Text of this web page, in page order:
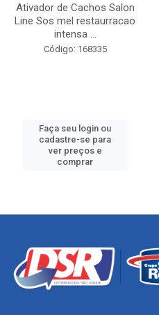
Ativador de Cachos Salon
Line Sos mel restaurracao
intensa ...
Código: 168335
Faça seu login ou
cadastre-se para
ver preços e
comprar